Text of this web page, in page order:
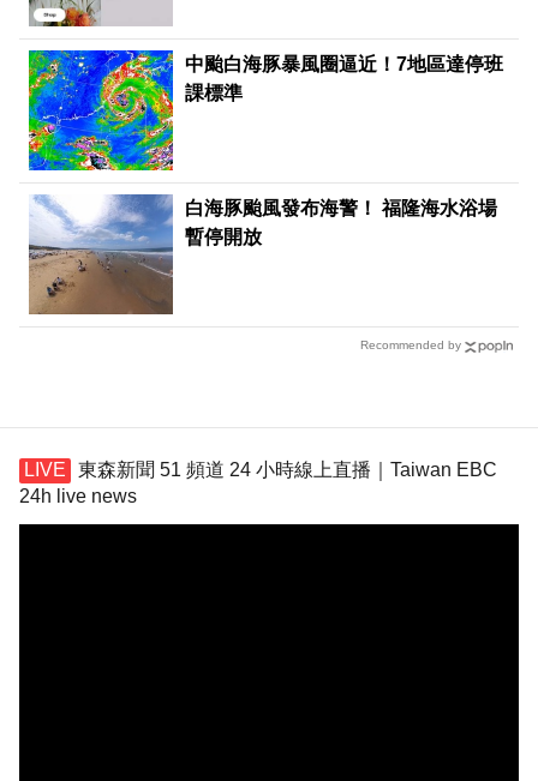
中颱白海豚暴風圈逼近！7地區達停班
課標準
白海豚颱風發布海警！ 福隆海水浴場
暫停開放
Recommended by
東森新聞 51 頻道 24 小時線上直播｜Taiwan EBC
24h live news